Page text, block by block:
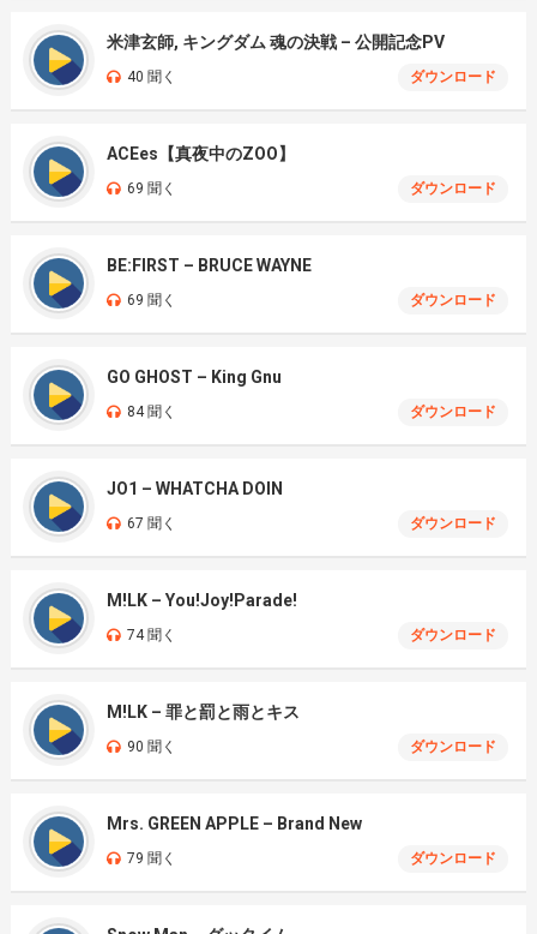
米津玄師, キングダム 魂の決戦 – 公開記念PV
40 聞く ダウンロード
ACEes【真夜中のZOO】
69 聞く ダウンロード
BE:FIRST – BRUCE WAYNE
69 聞く ダウンロード
GO GHOST – King Gnu
84 聞く ダウンロード
JO1 – WHATCHA DOIN
67 聞く ダウンロード
M!LK – You!Joy!Parade!
74 聞く ダウンロード
M!LK – 罪と罰と雨とキス
90 聞く ダウンロード
Mrs. GREEN APPLE – Brand New
79 聞く ダウンロード